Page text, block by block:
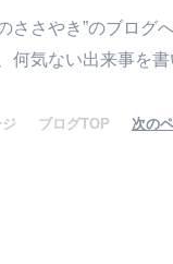
ささやき”のブログ
ない出来事を書
ブログTOP 次の